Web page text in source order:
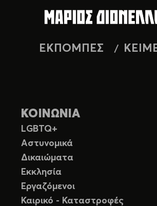
ΕΚΠΟΜΠΕΣ
ΚΟΙΝΩΝΙΑ
LGBTQ+
Αστυνομικά
Δικαιώματα
Εκκλησία
Εργαζόμενοι
Καιρικό - Καταστροφές